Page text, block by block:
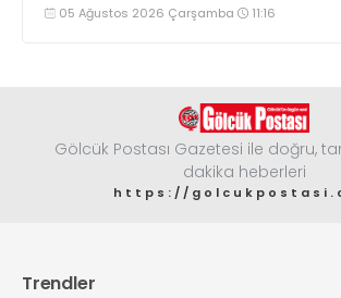
05 Ağustos 2026 Çarşamba 11:16
Gölcük Postası Gazetesi ile doğru,
dakika heberleri
https://
Trendler